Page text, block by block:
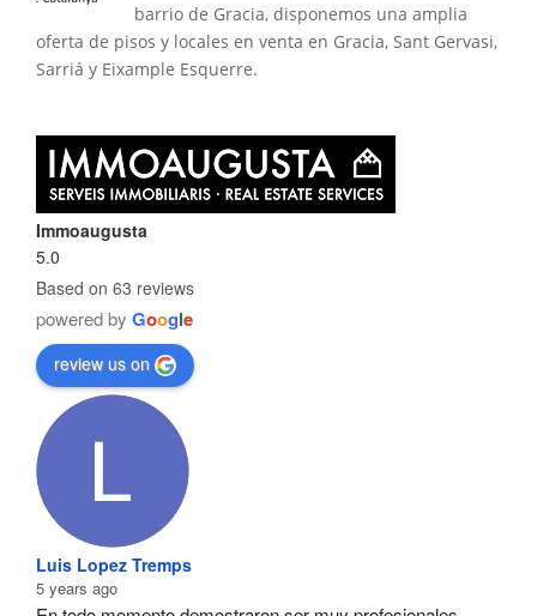
barrio de Gracia, disponemos una amplia
oferta de pisos y locales en venta en Gracia, Sant Gervasi,
Sarriá y Eixample Esquerre.
Immoaugusta
5.0
Based on 63 reviews
powered by Google
review us on
Luis Lopez Tremps
5 years ago